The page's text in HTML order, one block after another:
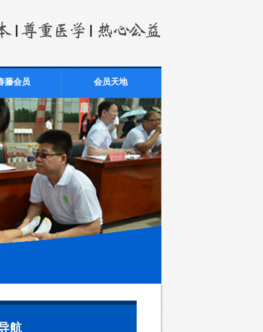
藤会员 会员天地
航